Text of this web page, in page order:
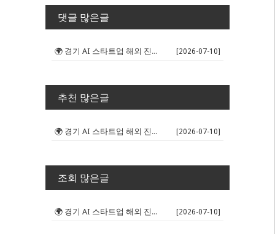
댓글 많은글
🌍 경기 AI 스타트업 해외 진출 판... [2026-07-10]
추천 많은글
🌍 경기 AI 스타트업 해외 진출 판... [2026-07-10]
조회 많은글
🌍 경기 AI 스타트업 해외 진출 판... [2026-07-10]